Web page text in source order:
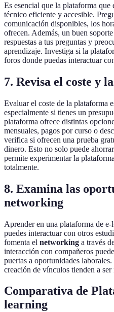
Es esencial que la plataforma
técnico eficiente y accesible.
comunicación disponibles, los
ofrecen. Además, un buen
respuestas a tus preguntas y
aprendizaje. Investiga si la
foros donde puedas interactuar
7. Revisa el coste y
Evaluar el coste de la plataforma
especialmente si tienes un
plataforma ofrece distintas
mensuales, pagos por curso o
verifica si ofrecen una prueba
dinero. Esto no solo puede
permite experimentar la
totalmente.
8. Examina las
networking
Aprender en una plataforma de
puedes interactuar con otros
fomenta el networking a través
interacción con compañeros
puertas a oportunidades
creación de vínculos tienden a
Comparativa de
learning